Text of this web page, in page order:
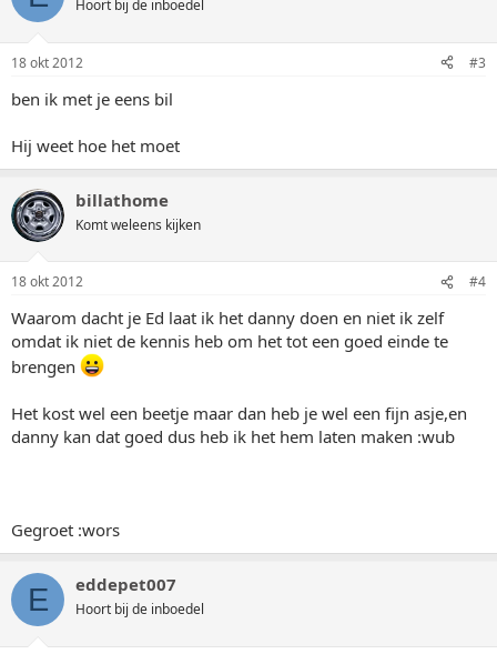
Hoort bij de inboedel
18 okt 2012 #3
ben ik met je eens bil
Hij weet hoe het moet
billathome
Komt weleens kijken
18 okt 2012 #4
Waarom dacht je Ed laat ik het danny doen en niet ik zelf
omdat ik niet de kennis heb om het tot een goed einde te
brengen
Het kost wel een beetje maar dan heb je wel een fijn asje,en
danny kan dat goed dus heb ik het hem laten maken :wub
Gegroet :wors
E eddepet007
Hoort bij de inboedel